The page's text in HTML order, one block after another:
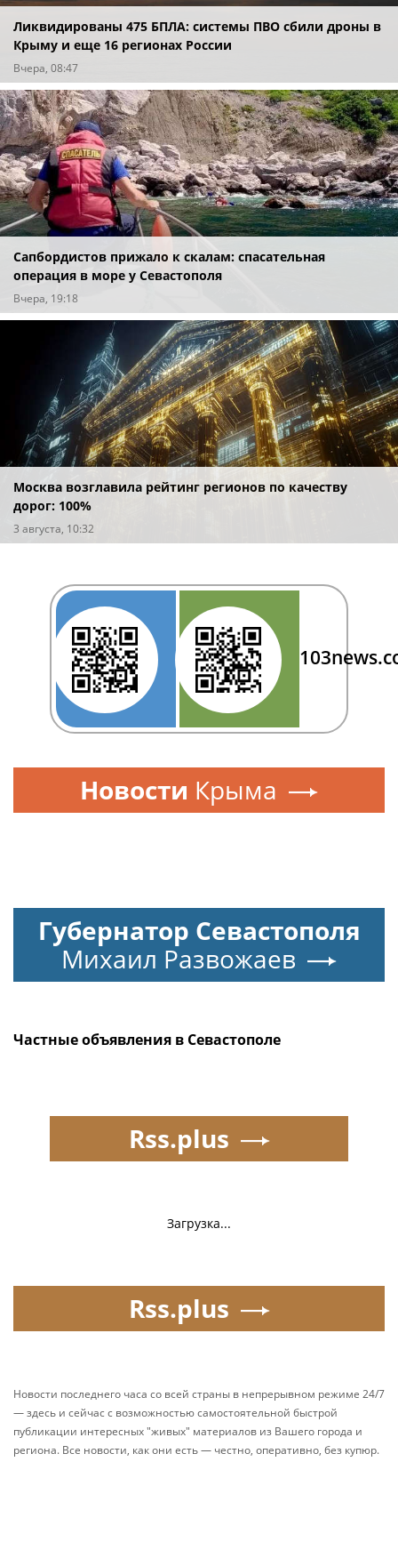
Ликвидированы 475 БПЛА: системы ПВО сбили дроны в
Крыму и еще 16 регионах России
Вчера, 08:47
Сапбордистов прижало к скалам: спасательная
операция в море у Севастополя
Вчера, 19:18
Москва возглавила рейтинг регионов по качеству
дорог: 100%
3 августа, 10:32
Новости Крыма
Губернатор Севастополя
Михаил Развожаев
Частные объявления в Севастополе
Загрузка...
Rss.plus
Rss.plus
Новости последнего часа со всей страны в непрерывном режиме 24/7
— здесь и сейчас с возможностью самостоятельной быстрой
публикации интересных "живых" материалов из Вашего города и
региона. Все новости, как они есть — честно, оперативно, без купюр.